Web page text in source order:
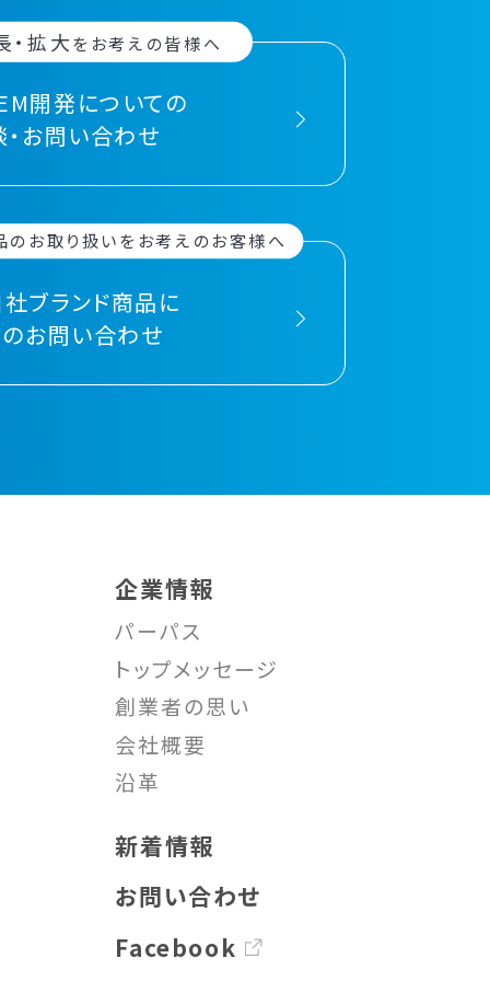
・拡大をお考えの皆様へ
開発についての
お問い合わせ
の お取り扱いをお考えのお客様へ
ブランド商品に
お問い合わせ
企業情報
パーパス
トップメッセージ
創業者の思い
会社概要
沿革
新着情報
お問い合わせ
Facebook